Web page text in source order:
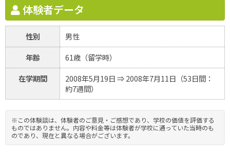
体験者データ
性別
男性
年齢
61歳（留学時）
在学期間
2008年5月19日 ⇒ 2008年7月11日（53日間：
約7週間）
※この体験談は、体験者のご意見・ご感想であり、学校の価値を評価する
ものではありません。内容や料金等は体験者が学校に通っていた当時のも
のであり、現在と異なる場合がございます。